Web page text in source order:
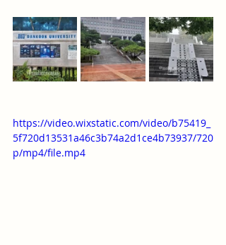
https://video.wixstatic.com/video/b75419_
5f720d13531a46c3b74a2d1ce4b73937/720
p/mp4/file.mp4